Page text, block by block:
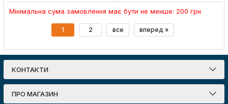
Мінімальна сума замовлення має бути не менше: 200 грн
1 2 все вперед »
КОНТАКТИ
ПРО МАГАЗИН